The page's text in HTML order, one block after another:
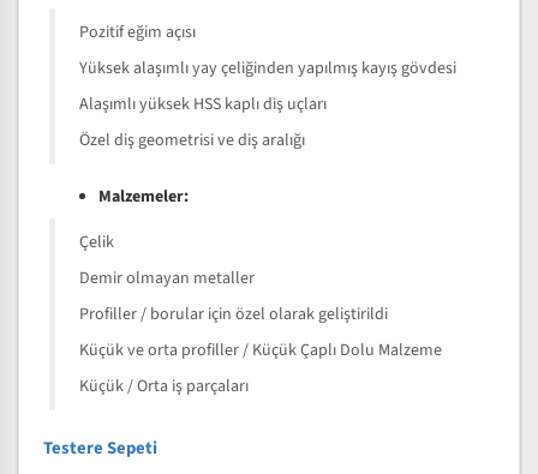
Pozitif eğim açısı
Yüksek alaşımlı yay çeliğinden yapılmış kayış gövdesi
Alaşımlı yüksek HSS kaplı diş uçları
Özel diş geometrisi ve diş aralığı
Malzemeler:
Çelik
Demir olmayan metaller
Profiller / borular için özel olarak geliştirildi
Küçük ve orta profiller / Küçük Çaplı Dolu Malzeme
Küçük / Orta iş parçaları
Testere Sepeti